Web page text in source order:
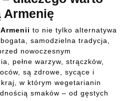
to nie tylko alternatywa
samodzielna tradycja,
nowoczesnym
pełne warzyw, strączków,
są zdrowe, sycące i
w którym wegetarianin
smaków – od gęstych